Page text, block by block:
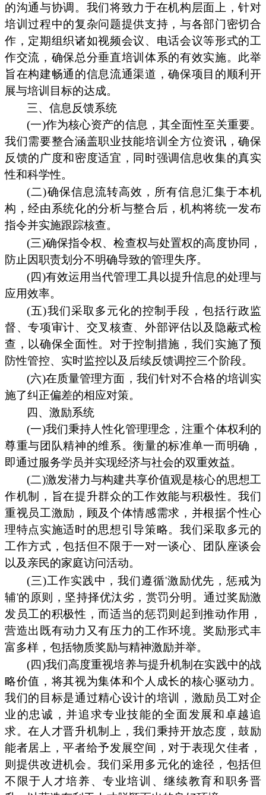
的沟通与协调。我们将致力于在机构层面上，针对
培训过程中的复杂问题提供支持，与各部门密切合
作，定期组织诸如视频会议、电话会议等形式的工
作交流，确保总分垂直培训体系的有效实施。此举
旨在构建畅通的信息流通渠道，确保项目的顺利开
展与培训目标的达成。
三、信息反馈系统
(一)作为核心资产的信息，其全面性至关重要。
我们需要整合涵盖职业技能培训全方位资讯，确保
反馈的广度和密度适宜，同时强调信息收集的真实
性和科学性。
(二)确保信息流转高效，所有信息汇集于本机
构，经由系统化的分析与整合后，机构将统一发布
指令并实施跟踪核查。
(三)确保指令权、检查权与处置权的高度协同，
防止因职责划分不明确导致的管理失序。
(四)有效运用当代管理工具以提升信息的处理与
应用效率。
(五)我们采取多元化的控制手段，包括行政监
督、专项审计、交叉核查、外部评估以及隐蔽式检
查，以确保全面性。对于控制措施，我们实施了预
防性管控、实时监控以及后续反馈调控三个阶段。
(六)在质量管理方面，我们针对不合格的培训实
施了纠正偏差的相应对策。
四、激励系统
(一)我们秉持人性化管理理念，注重个体权利的
尊重与团队精神的维系。衡量的标准单一而明确，
即通过服务学员并实现经济与社会的双重效益。
(二)激发潜力与构建共享价值观是核心的思想工
作机制，旨在提升群众的工作效能与积极性。我们
重视员工激励，顾及个体情感需求，并根据个性心
理特点实施适时的思想引导策略。我们采取多元的
工作方式，包括但不限于一对一谈心、团队座谈会
以及亲民的家庭访问活动。
(三)工作实践中，我们遵循'激励优先，惩戒为
辅'的原则，坚持择优汰劣，赏罚分明。通过奖励激
发员工的积极性，而适当的惩罚则起到推动作用，
营造出既有动力又有压力的工作环境。奖励形式丰
富多样，包括物质奖励与精神激励并举。
(四)我们高度重视培养与提升机制在实践中的战
略价值，将其视为集体和个人成长的核心驱动力。
我们的目标是通过精心设计的培训，激励员工对企
业的忠诚，并追求专业技能的全面发展和卓越追
求。在人才晋升机制上，我们秉持开放态度，鼓励
能者居上，平者给予发展空间，对于表现欠佳者，
则提供改进机会。我们采用多元化的途径，包括但
不限于人才培养、专业培训、继续教育和职务晋